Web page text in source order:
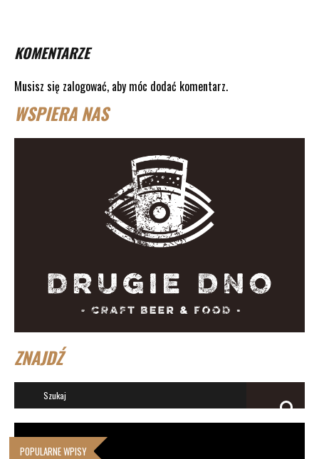
KOMENTARZE
Musisz się zalogować, aby móc dodać komentarz.
WSPIERA NAS
ZNAJDŹ
POPULARNE WPISY